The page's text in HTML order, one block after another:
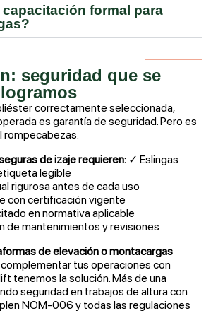
formal para
seguridad que se
correctamente seleccionada,
es garantía de seguridad. Pero es
rompecabezas.
de izaje requieren: ✓ Eslingas
legible
rigurosa antes de cada uso
con certificación vigente
en normativa aplicable
de mantenimientos y revisiones
de elevación o montacargas
tus operaciones con
tenemos la solución. Más de una
seguridad en trabajos de altura con
NOM-006 y todas las regulaciones